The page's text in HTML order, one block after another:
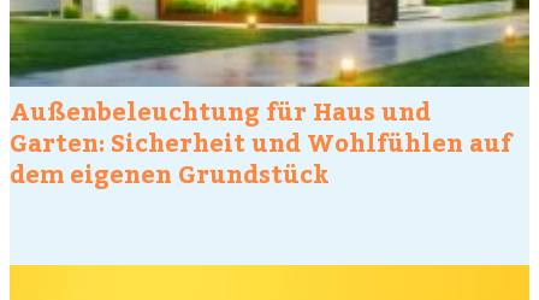
Außenbeleuchtung für Haus und
Garten: Sicherheit und Wohlfühlen auf
dem eigenen Grundstück